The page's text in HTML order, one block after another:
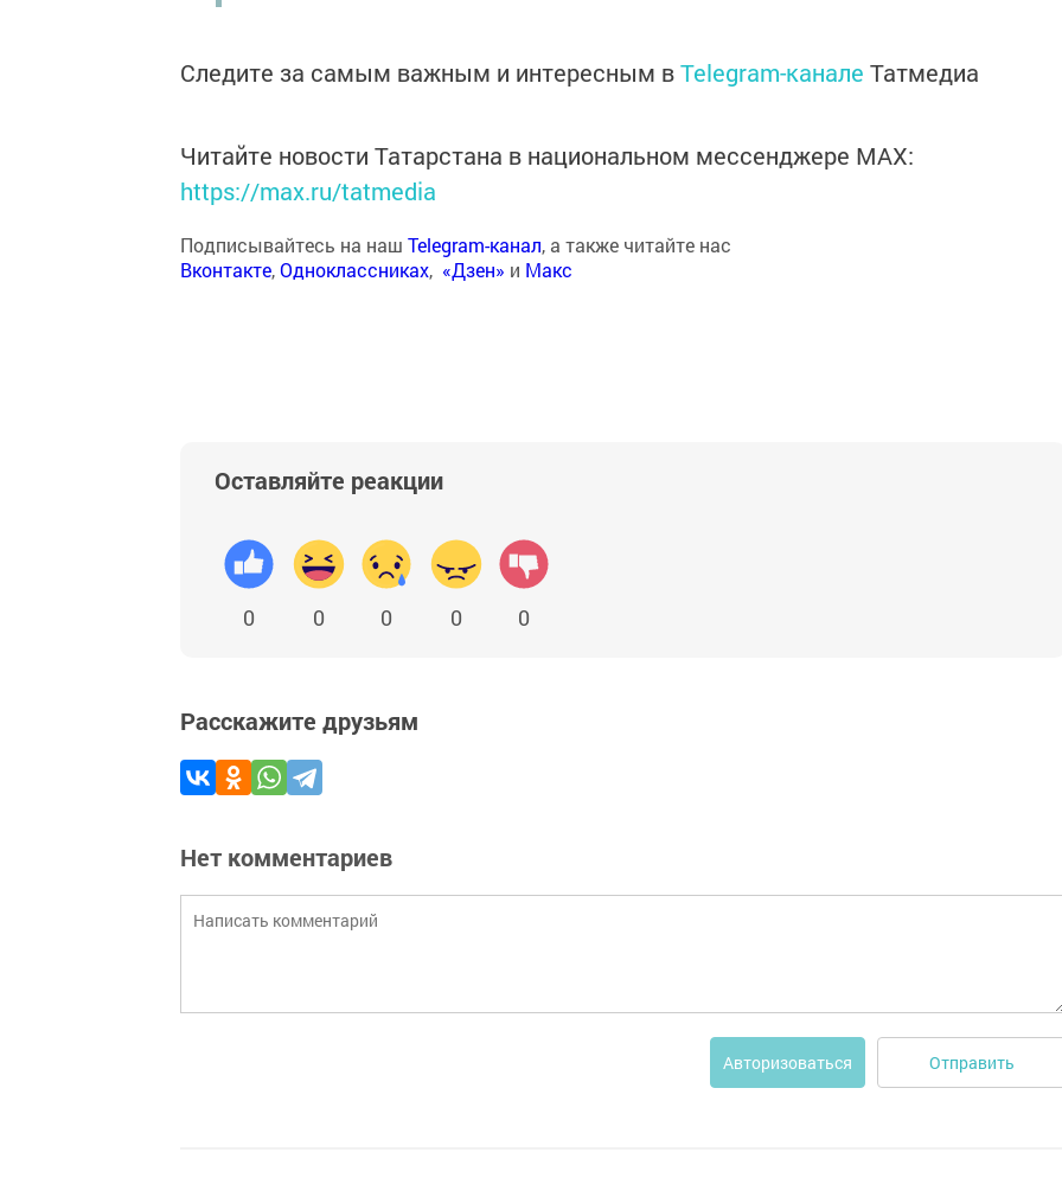
Следите за самым важным и интересным вTelegram-канале Татмедиа
Читайте новости Татарстана в национальном мессенджере MАХ:
https://max.ru/tatmedia
Подписывайтесь на наш Telegram-канал, а также читайте нас
Вконтакте,Одноклассниках, «Дзен» и Макс
Оставляйте реакции
0 0 0 0 0
Расскажите друзьям
Нет комментариев
Авторизоваться Отправить